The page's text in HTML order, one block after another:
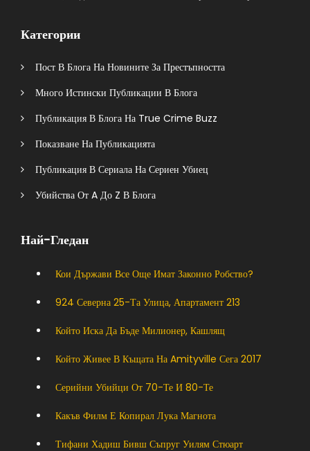
Категории
Пост В Блога На Новините За Престъпността
Много Истински Публикации В Блога
Публикация В Блога На True Crime Buzz
Показване На Публикацията
Публикация В Сериала На Сериен Убиец
Убийства От A До Z В Блога
Най-Гледан
Кои Държави Все Още Имат Законно Робство?
924 Северна 25-Та Улица, Апартамент 213
Който Иска Да Бъде Милионер, Кашлящ
Който Живее В Къщата На Amityville Сега 2017
Серийни Убийци От 70-Те И 80-Те
Какъв Филм Е Копирал Лука Магнота
Тифани Хадиш Бивш Съпруг Уилям Стюарт